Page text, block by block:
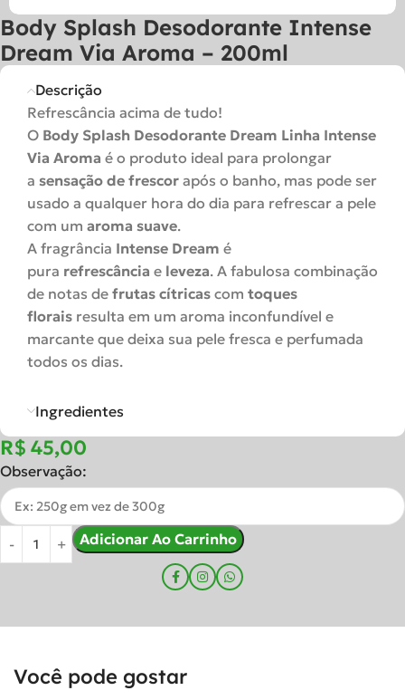
Body Splash Desodorante Intense
Dream Via Aroma – 200ml
Descrição
Refrescância acima de tudo!
O Body Splash Desodorante Dream Linha Intense
Via Aroma é o produto ideal para prolongar
a sensação de frescor após o banho, mas pode ser
usado a qualquer hora do dia para refrescar a pele
com um aroma suave.
A fragrância Intense Dream é
pura refrescância e leveza. A fabulosa combinação
de notas de frutas cítricas com toques
florais resulta em um aroma inconfundível e
marcante que deixa sua pele fresca e perfumada
todos os dias.
Ingredientes
R$
Observação:
Adicionar Ao Carrinho
Você pode gostar